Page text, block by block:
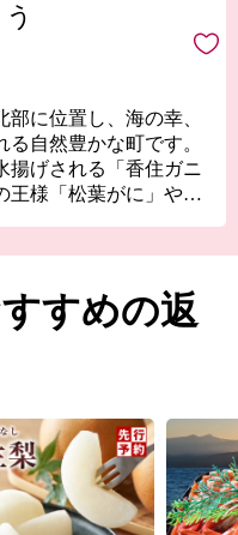
に位置し、海の幸、
自然豊かな町です。
揚げされる「香住ガニ
王様「松葉がに」や、
すめの返